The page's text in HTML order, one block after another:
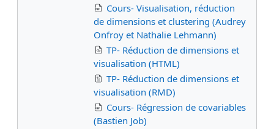
Cours- Visualisation, réduction
de dimensions et clustering (Audrey
Onfroy et Nathalie Lehmann)
TP- Réduction de dimensions et
visualisation (HTML)
TP- Réduction de dimensions et
visualisation (RMD)
Cours- Régression de covariables
(Bastien Job)